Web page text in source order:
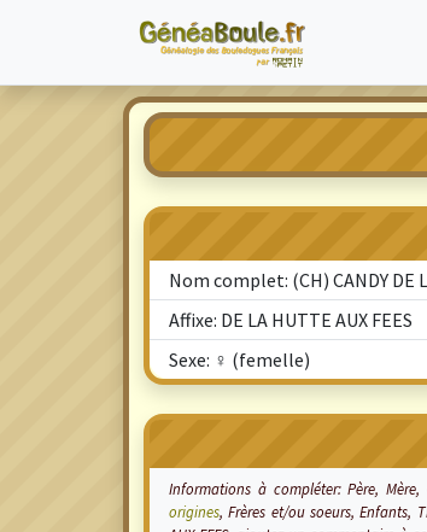
Nom complet: (CH) CANDY DE
Affixe: DE LA HUTTE AUX FEES
Sexe: ♀ (femelle)
Informations à compléter: Père,
origines, Frères et/ou soeurs, Enfants,